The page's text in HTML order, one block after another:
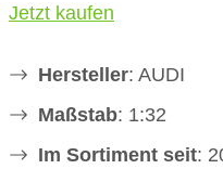
Jetzt kaufen
Hersteller: AUDI
Maßstab: 1:32
Im Sortiment seit: